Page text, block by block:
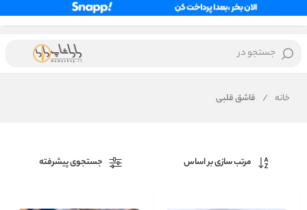
جستجو در
خانه / قاشق قلبی
مرتب سازی بر اساس جستجوی پیشرفته